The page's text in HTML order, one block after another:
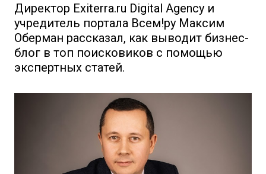
Директор Exiterra.ru Digital Agency и
учредитель портала Всем!ру Максим
Оберман рассказал, как выводит бизнес-
блог в топ поисковиков с помощью
экспертных статей.